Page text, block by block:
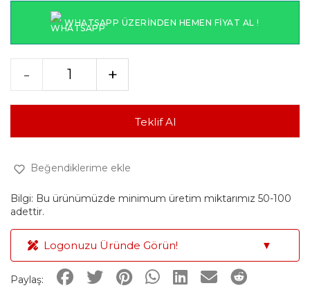
WHATSAPP ÜZERINDEN HEMEN FIYAT AL !
- +
Teklif Al
Beğendiklerime ekle
Bilgi: Bu ürünümüzde minimum üretim miktarımız 50-100
adettir.
Logonuzu Üründe Görün! ▼
Paylaş: